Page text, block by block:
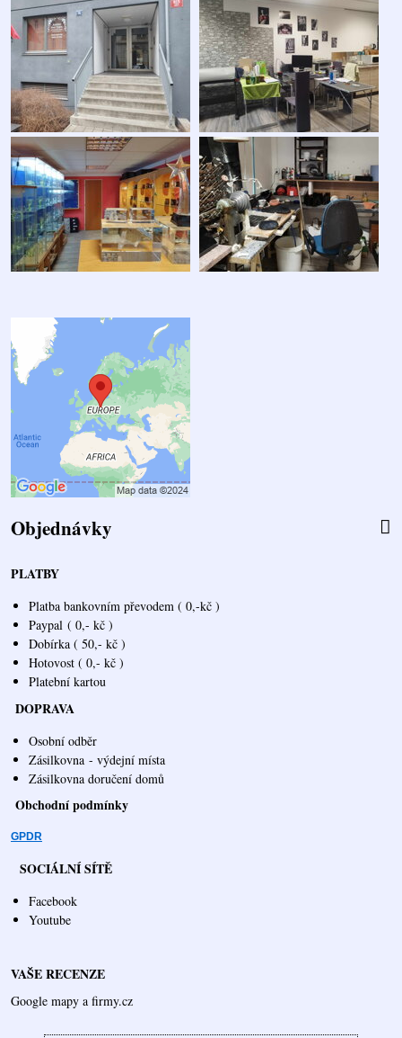
Objednávky
PLATBY
Platba bankovním převodem ( 0,-kč )
Paypal ( 0,- kč )
Dobírka ( 50,- kč )
Hotovost ( 0,- kč )
Platební kartou
DOPRAVA
Osobní odběr
Zásilkovna - výdejní místa
Zásilkovna doručení domů
Obchodní podmínky
GPDR
SOCIÁLNÍ SÍTĚ
Facebook
Youtube
VAŠE RECENZE
Google mapy a firmy.cz